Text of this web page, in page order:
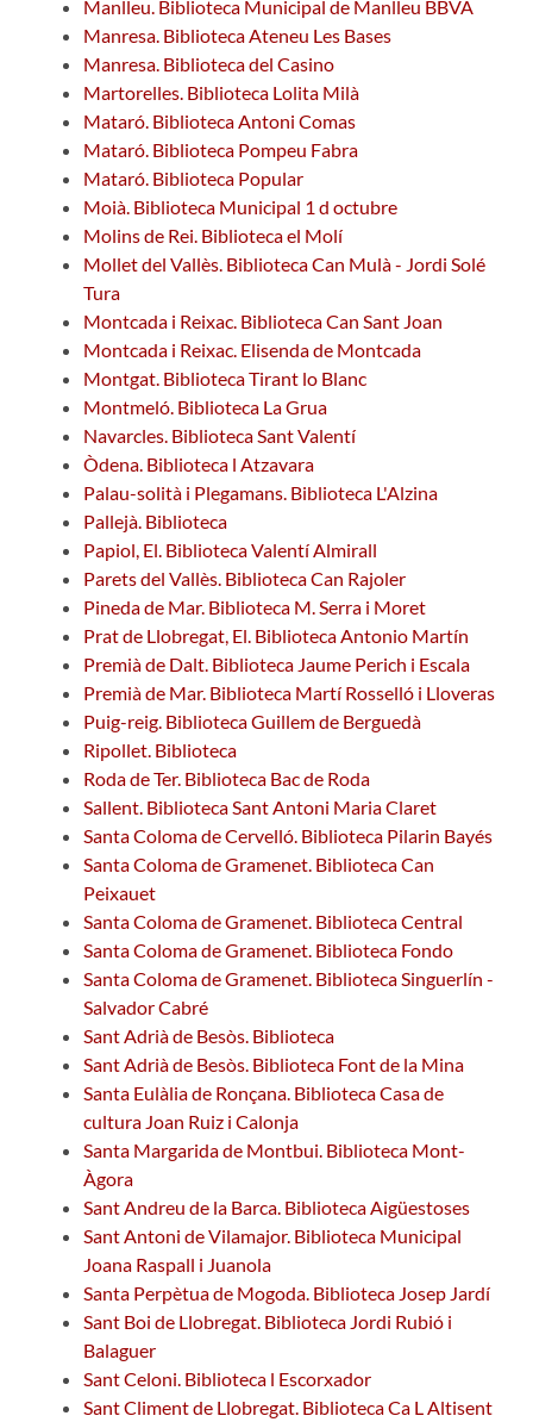
Manlleu. Biblioteca Municipal de Manlleu BBVA
Manresa. Biblioteca Ateneu Les Bases
Manresa. Biblioteca del Casino
Martorelles. Biblioteca Lolita Milà
Mataró. Biblioteca Antoni Comas
Mataró. Biblioteca Pompeu Fabra
Mataró. Biblioteca Popular
Moià. Biblioteca Municipal 1 d octubre
Molins de Rei. Biblioteca el Molí
Mollet del Vallès. Biblioteca Can Mulà - Jordi Solé
Tura
Montcada i Reixac. Biblioteca Can Sant Joan
Montcada i Reixac. Elisenda de Montcada
Montgat. Biblioteca Tirant lo Blanc
Montmeló. Biblioteca La Grua
Navarcles. Biblioteca Sant Valentí
Òdena. Biblioteca l Atzavara
Palau-solità i Plegamans. Biblioteca L'Alzina
Pallejà. Biblioteca
Papiol, El. Biblioteca Valentí Almirall
Parets del Vallès. Biblioteca Can Rajoler
Pineda de Mar. Biblioteca M. Serra i Moret
Prat de Llobregat, El. Biblioteca Antonio Martín
Premià de Dalt. Biblioteca Jaume Perich i Escala
Premià de Mar. Biblioteca Martí Rosselló i Lloveras
Puig-reig. Biblioteca Guillem de Berguedà
Ripollet. Biblioteca
Roda de Ter. Biblioteca Bac de Roda
Sallent. Biblioteca Sant Antoni Maria Claret
Santa Coloma de Cervelló. Biblioteca Pilarin Bayés
Santa Coloma de Gramenet. Biblioteca Can
Peixauet
Santa Coloma de Gramenet. Biblioteca Central
Santa Coloma de Gramenet. Biblioteca Fondo
Santa Coloma de Gramenet. Biblioteca Singuerlín -
Salvador Cabré
Sant Adrià de Besòs. Biblioteca
Sant Adrià de Besòs. Biblioteca Font de la Mina
Santa Eulàlia de Ronçana. Biblioteca Casa de
cultura Joan Ruiz i Calonja
Santa Margarida de Montbui. Biblioteca Mont-
Àgora
Sant Andreu de la Barca. Biblioteca Aigüestoses
Sant Antoni de Vilamajor. Biblioteca Municipal
Joana Raspall i Juanola
Santa Perpètua de Mogoda. Biblioteca Josep Jardí
Sant Boi de Llobregat. Biblioteca Jordi Rubió i
Balaguer
Sant Celoni. Biblioteca l Escorxador
Sant Climent de Llobregat. Biblioteca Ca L Altisent